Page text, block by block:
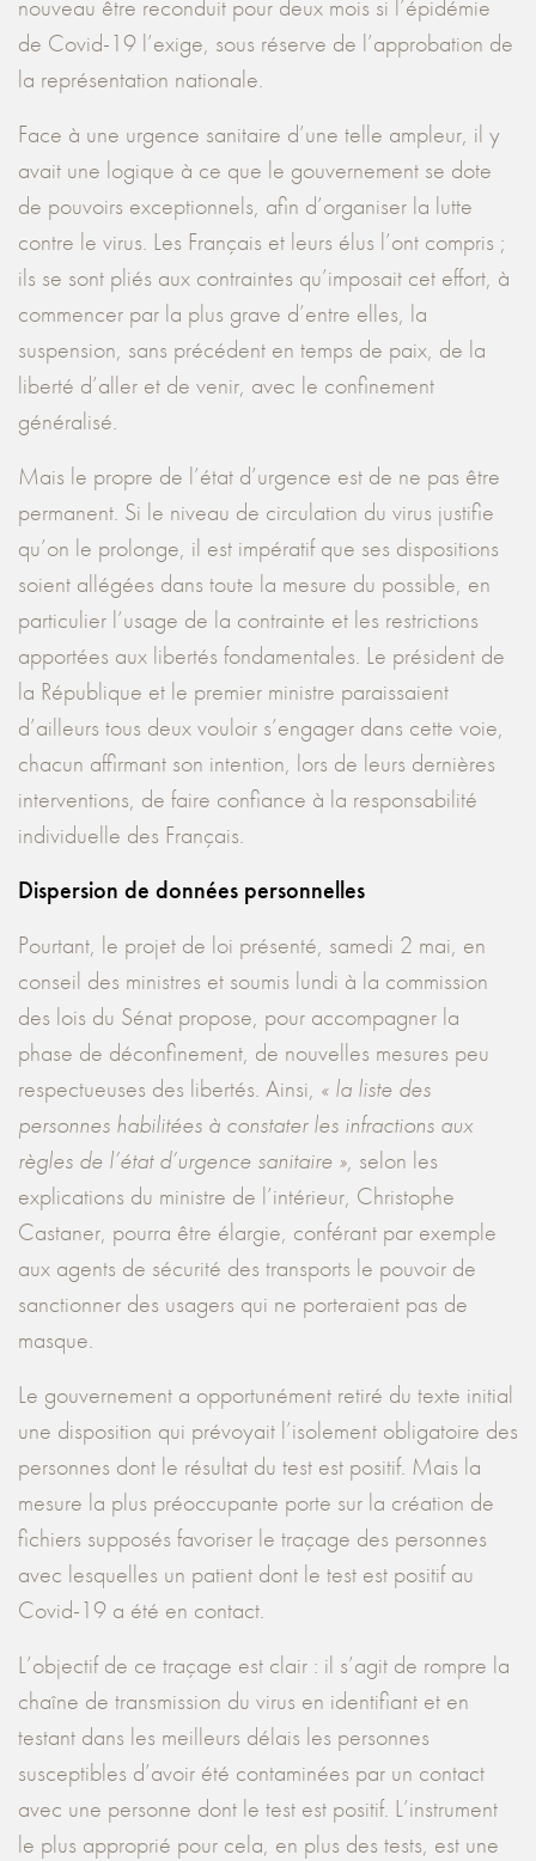
nouveau être reconduit pour deux mois si l’épidémie
de Covid-19 l’exige, sous réserve de l’approbation de
la représentation nationale.
Face à une urgence sanitaire d’une telle ampleur, il y
avait une logique à ce que le gouvernement se dote
de pouvoirs exceptionnels, afin d’organiser la lutte
contre le virus. Les Français et leurs élus l’ont compris ;
ils se sont pliés aux contraintes qu’imposait cet effort, à
commencer par la plus grave d’entre elles, la
suspension, sans précédent en temps de paix, de la
liberté d’aller et de venir, avec le confinement
généralisé.
Mais le propre de l’état d’urgence est de ne pas être
permanent. Si le niveau de circulation du virus justifie
qu’on le prolonge, il est impératif que ses dispositions
soient allégées dans toute la mesure du possible, en
particulier l’usage de la contrainte et les restrictions
apportées aux libertés fondamentales. Le président de
la République et le premier ministre paraissaient
d’ailleurs tous deux vouloir s’engager dans cette voie,
chacun affirmant son intention, lors de leurs dernières
interventions, de faire confiance à la responsabilité
individuelle des Français.
Dispersion de données personnelles
Pourtant, le projet de loi présenté, samedi 2 mai, en
conseil des ministres et soumis lundi à la commission
des lois du Sénat propose, pour accompagner la
phase de déconfinement, de nouvelles mesures peu
respectueuses des libertés. Ainsi, « la liste des
personnes habilitées à constater les infractions aux
règles de l’état d’urgence sanitaire », selon les
explications du ministre de l’intérieur, Christophe
Castaner, pourra être élargie, conférant par exemple
aux agents de sécurité des transports le pouvoir de
sanctionner des usagers qui ne porteraient pas de
masque.
Le gouvernement a opportunément retiré du texte initial
une disposition qui prévoyait l’isolement obligatoire des
personnes dont le résultat du test est positif. Mais la
mesure la plus préoccupante porte sur la création de
fichiers supposés favoriser le traçage des personnes
avec lesquelles un patient dont le test est positif au
Covid-19 a été en contact.
L’objectif de ce traçage est clair : il s’agit de rompre la
chaîne de transmission du virus en identifiant et en
testant dans les meilleurs délais les personnes
susceptibles d’avoir été contaminées par un contact
avec une personne dont le test est positif. L’instrument
le plus approprié pour cela, en plus des tests, est une